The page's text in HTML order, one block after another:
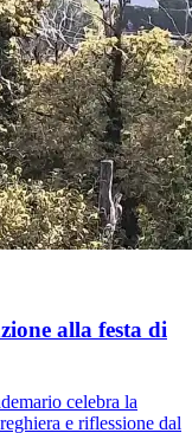
alla festa di
celebra la
e riflessione dal